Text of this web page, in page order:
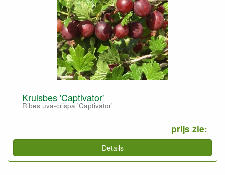
Kruisbes 'Captivator'
Ribes uva-crispa 'Captivator'
prijs zie:
Details